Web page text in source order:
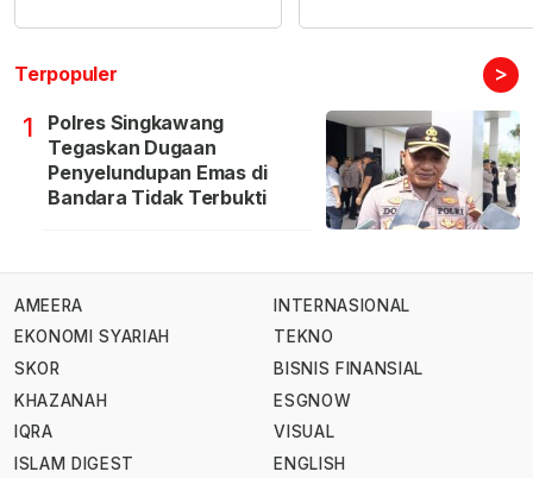
Terpopuler >
1
Polres Singkawang
Tegaskan Dugaan
Penyelundupan Emas di
Bandara Tidak Terbukti
AMEERA
EKONOMI SYARIAH
SKOR
KHAZANAH
IQRA
ISLAM DIGEST
INTERNASIONAL
TEKNO
BISNIS FINANSIAL
ESGNOW
VISUAL
ENGLISH